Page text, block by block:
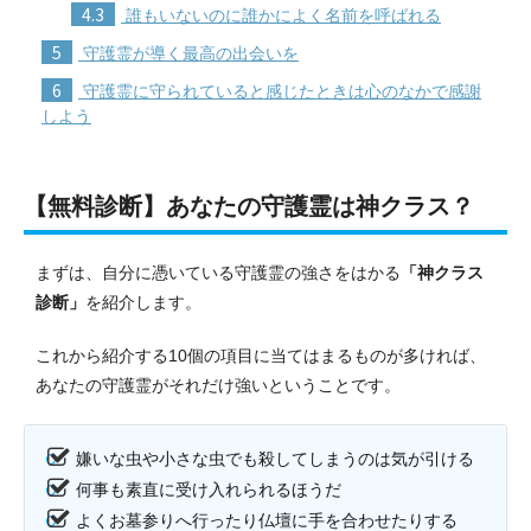
4.3 誰もいないのに誰かによく名前を呼ばれる
5 守護霊が導く最高の出会いを
6
守護霊に守られていると感じたときは心のなかで感謝
しよう
【無料診断】あなたの守護霊は神クラス？
まずは、自分に憑いている守護霊の強さをはかる
「神クラス
診断」 を紹介します。
これから紹介する10個の項目に当てはまるものが多ければ、
あなたの守護霊がそれだけ強いということです。
嫌いな虫や小さな虫でも殺してしまうのは気が引ける
何事も素直に受け入れられるほうだ
よくお墓参りへ行ったり仏壇に手を合わせたりする